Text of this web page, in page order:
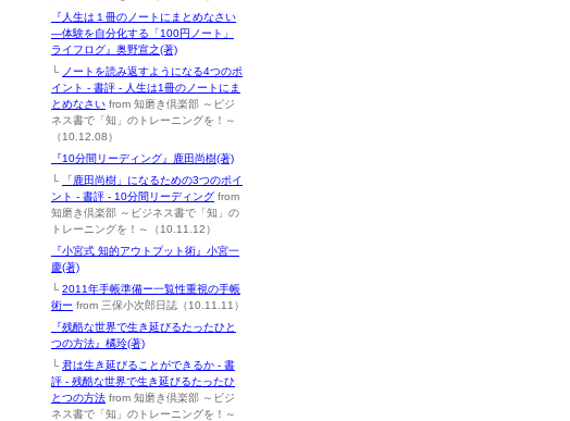
『人生は１冊のノートにまとめなさい
―体験を自分化する「100円ノート」
ライフログ』奥野宣之(著)
└ ノートを読み返すようになる4つのポ
イント - 書評 - 人生は1冊のノートにま
とめなさい from 知磨き倶楽部 ～ビジ
ネス書で「知」のトレーニングを！～
（10.12.08）
『10分間リーディング』鹿田尚樹(著)
└
「鹿田尚樹」になるための3つのポイ
ント - 書評 - 10分間リーディング from
知磨き倶楽部 ～ビジネス書で「知」の
トレーニングを！～（10.11.12）
『小宮式 知的アウトプット術』小宮一
慶(著)
└ 2011年手帳準備ー一覧性重視の手帳
術ー from 三保小次郎日誌（10.11.11）
『残酷な世界で生き延びるたったひと
つの方法』橘玲(著)
└ 君は生き延びることができるか - 書
評 - 残酷な世界で生き延びるたったひ
とつの方法 from 知磨き倶楽部 ～ビジ
ネス書で「知」のトレーニングを！～